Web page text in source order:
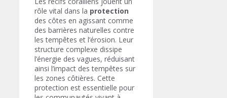
rôle vital dans la protection
des côtes en agissant comme
des barrières naturelles contre
les tempêtes et l’érosion. Leur
structure complexe dissipe
l’énergie des vagues, réduisant
ainsi l’impact des tempêtes sur
les zones côtières. Cette
protection est essentielle pour